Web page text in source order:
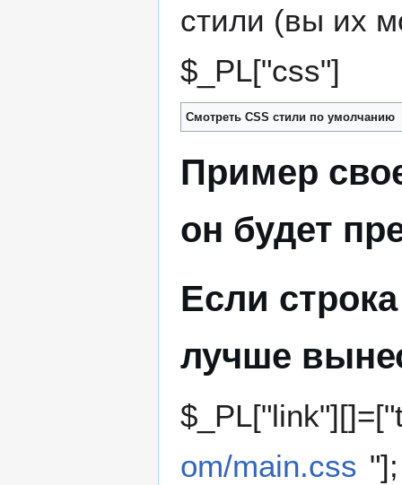
стили (вы их
$_PL["css"]
Смотреть CSS стили по умолчанию
Пример
он будет
Если
лучше
om/main.css "];